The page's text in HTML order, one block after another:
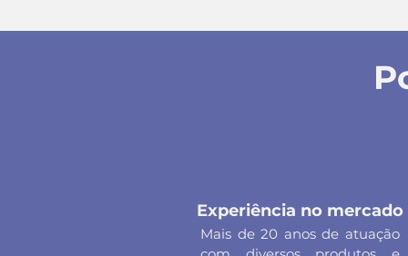
Experiência no mercado
Mais de 20 anos de atuação